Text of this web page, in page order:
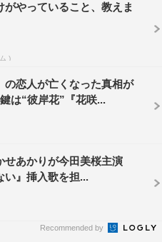
やっていること、教えま
)
の恋人が亡くなった真相が
は“彼岸花”『花咲...
せあかりが今田美桜主演
い』挿入歌を担...
Recommended by